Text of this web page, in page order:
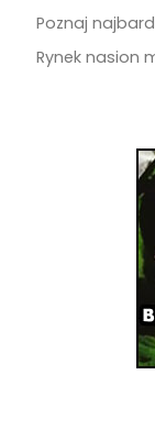
Poznaj
Rynek nasion